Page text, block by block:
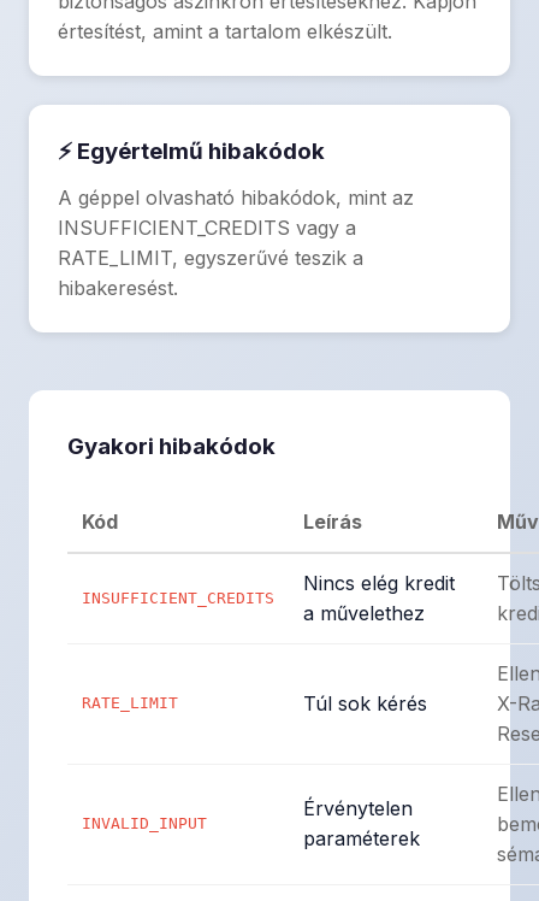
értesítést, amint a tartalom elkészült.
⚡ Egyértelmű hibakódok
A géppel olvasható hibakódok, mint az
INSUFFICIENT_CREDITS vagy a
RATE_LIMIT, egyszerűvé teszik a
hibakeresést.
Gyakori hibakódok
Kód Leírás
INSUFFICIENT_CREDITS
Nincs elég kredit
a művelethez
RATE_LIMIT Túl sok kérés
X-
INVALID_INPUT
Érvénytelen
paraméterek